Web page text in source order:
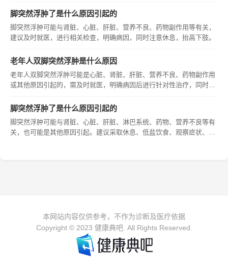
回流不畅，进而出现脚肿现象，此为正常生理性表现。可通过抬高上
脚突然浮肿了是什么原因引起的
脚突然浮肿可能与肾脏、心脏、肝脏、营养不良、药物副作用等有关，
建议及时就医，进行相关检查，明确病因，同时注意休息，抬高下肢。
老年人双脚突然浮肿是什么原因
老年人双脚突然浮肿可能是心脏、肾脏、肝脏、营养不良、药物副作用
或其他原因引起的，需及时就医，明确病因后进行针对性治疗，同时要
脚突然浮肿了是什么原因引起的
脚突然浮肿可能与肾脏、心脏、肝脏、淋巴系统、药物、营养不良等有
关，也可能是其他原因引起。建议采取休息、低盐饮食、观察症状、就
本网站内容仅供参考，不作为诊断及医疗依据
Copyright © 2023 健康典吧. All Rights Reserved.